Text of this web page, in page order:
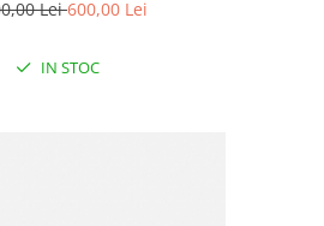
Lei600,00 Lei
IN STOC